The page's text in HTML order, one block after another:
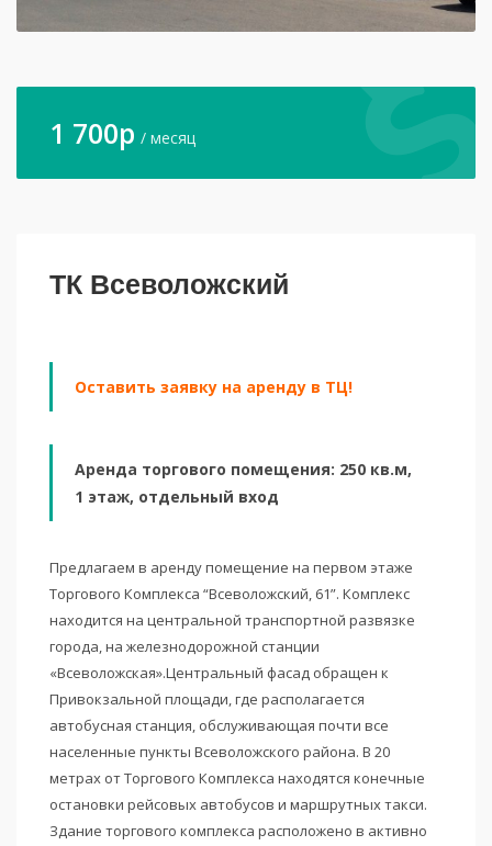
1 700p / месяц
ТК Всеволожский
Оставить заявку на аренду в ТЦ!
Аренда торгового помещения: 250 кв.м,
1 этаж, отдельный вход
Предлагаем в аренду помещение на первом этаже
Торгового Комплекса “Всеволожский, 61”. Комплекс
находится на центральной транспортной развязке
города, на железнодорожной станции
«Всеволожская».Центральный фасад обращен к
Привокзальной площади, где располагается
автобусная станция, обслуживающая почти все
населенные пункты Всеволожского района. В 20
метрах от Торгового Комплекса находятся конечные
остановки рейсовых автобусов и маршрутных такси.
Здание торгового комплекса расположено в активно